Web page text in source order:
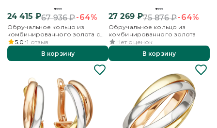
24 415 ₽67 936₽-64%
Обручальное кольцо из
комбинированного золота с
алмазной гранью
5.0 1 отзыв
В корзину
27 269₽75 876₽-64%
Обручальное кольцо из
комбинированного золота
Нет оценок
В корзину